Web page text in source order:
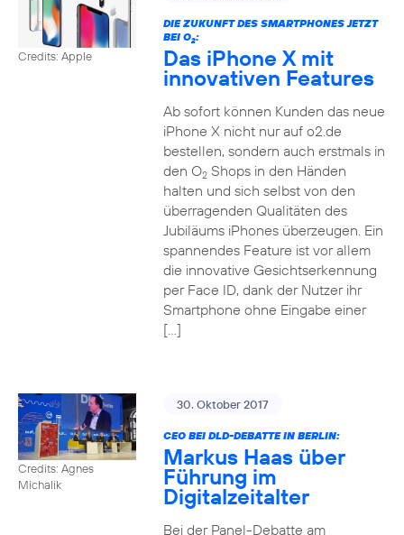
Credits: Apple
DIE ZUKUNFT DES SMARTPHONES JETZT
BEI O2:
Das iPhone X mit
innovativen Features
Ab sofort können Kunden das neue
iPhone X nicht nur auf o2.de
bestellen, sondern auch erstmals in
den O2Shops in den Händen
halten und sich selbst von den
überragenden Qualitäten des
Jubiläums iPhones überzeugen. Ein
spannendes Feature ist vor allem
die innovative Gesichtserkennung
per Face ID, dank der Nutzer ihr
Smartphone ohne Eingabe einer
[…]
Credits: Agnes
Michalik
30. Oktober 2017
CEO BEI DLD-DEBATTE IN BERLIN:
Markus Haas über
Führung im
Digitalzeitalter
Bei der Panel-Debatte am